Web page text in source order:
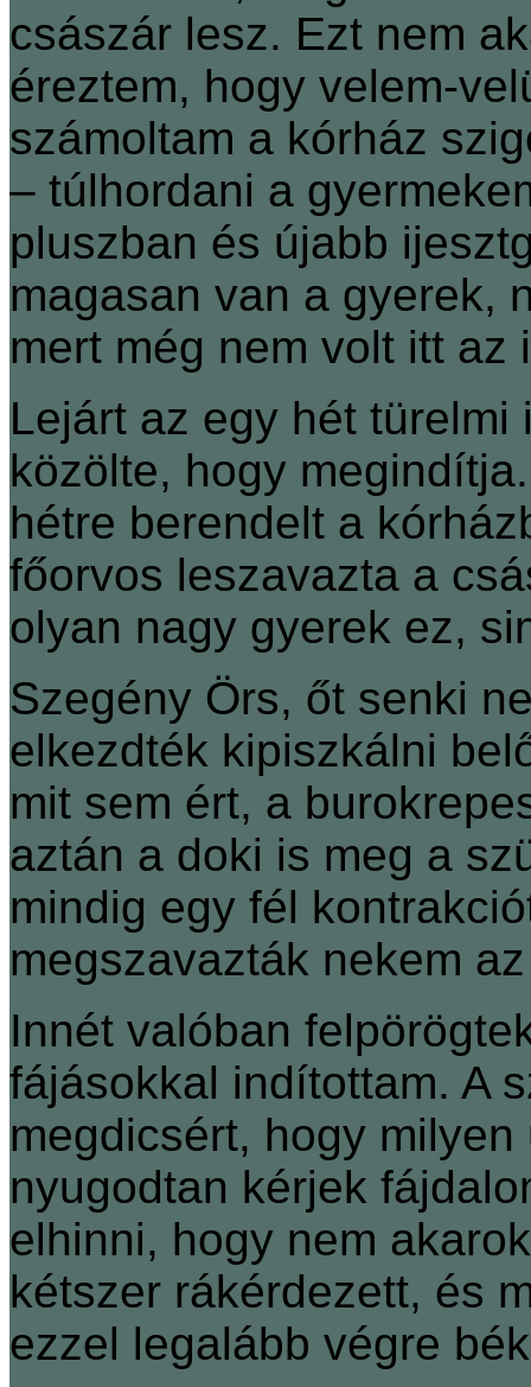
császár lesz. Ezt nem
éreztem, hogy velem-
számoltam a kórház
‒ túlhordani a
pluszban és újabb
magasan van a gyerek,
mert még nem volt itt az
Lejárt az egy hét
közölte, hogy
hétre berendelt a
főorvos leszavazta a
olyan nagy gyerek ez,
Szegény Örs, őt senki
elkezdték kipiszkálni
mit sem ért, a
aztán a doki is meg a
mindig egy fél
megszavazták nekem
Innét valóban
fájásokkal indítottam. A
megdicsért, hogy
nyugodtan kérjek
elhinni, hogy nem
kétszer rákérdezett, és
ezzel legalább végre